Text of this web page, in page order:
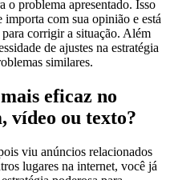
o problema apresentado. Isso
importa com sua opinião e está
corrigir a situação. Além
de ajustes na estratégia
similares.
eficaz no
vídeo ou texto?
viu anúncios relacionados
lugares na internet, você já